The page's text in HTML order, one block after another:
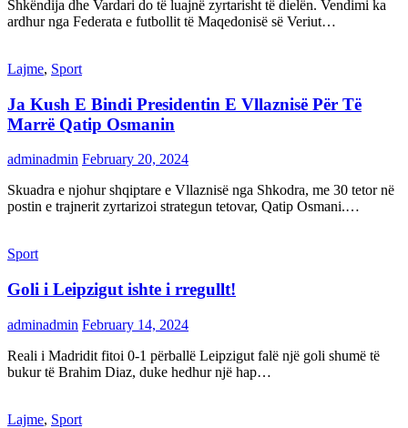
Shkëndija dhe Vardari do të luajnë zyrtarisht të dielën. Vendimi ka
ardhur nga Federata e futbollit të Maqedonisë së Veriut…
Lajme, Sport
Ja Kush E Bindi Presidentin E Vllaznisë Për Të
Marrë Qatip Osmanin
adminadmin February 20, 2024
Skuadra e njohur shqiptare e Vllaznisë nga Shkodra, me 30 tetor në
postin e trajnerit zyrtarizoi strategun tetovar, Qatip Osmani.…
Sport
Goli i Leipzigut ishte i rregullt!
adminadmin February 14, 2024
Reali i Madridit fitoi 0-1 përballë Leipzigut falë një goli shumë të
bukur të Brahim Diaz, duke hedhur një hap…
Lajme, Sport